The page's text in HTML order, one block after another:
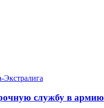
Экстралига
службу в армию